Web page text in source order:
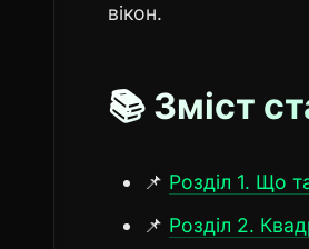
вікон.
📚 Зміст
📌 Розділ 1. Що
📌 Розділ 2.